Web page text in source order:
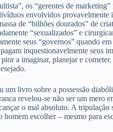
os “gerentes de
envolvidos
de “bilhões dourados” de
“sexualizados” e
seus “governos” quando
inquestionavelmente
a imaginar, planejar e
livro sobre a possessão
revelou-se não ser um
o mal absoluto. A
escolher – mesmo para